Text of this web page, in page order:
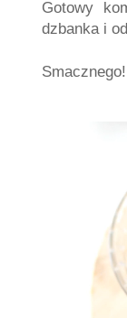
Gotowy
dzbanka i